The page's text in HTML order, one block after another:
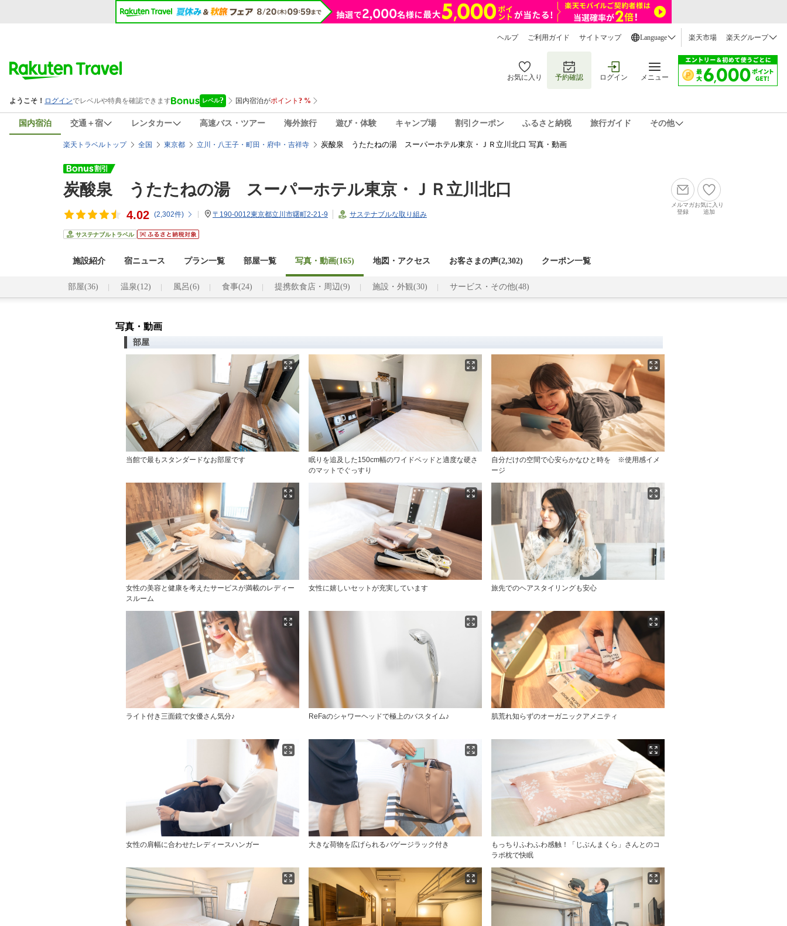
ヘルプ ご利用ガイド サイトマップ Language 楽天市場 楽天グループ
お気に入り 予約確認 ログイン メニュー
国内宿泊 交通＋宿 レンタカー 高速バス・ツアー 海外旅行 遊び・体験 キャンプ場 割引クーポン ふるさと納税 旅行ガイド その他
楽天トラベルトップ 全国 東京都 立川・八王子・町田・府中・吉祥寺 炭酸泉 うたたねの湯 スーパーホテル東京・ＪＲ立川北口 写真・動画
炭酸泉 うたたねの湯 スーパーホテル東京・ＪＲ立川北口
4.02 (2,302件) 〒190-0012東京都立川市曙町2-21-9 サステナブルな取り組み
サステナブルトラベル
メルマガ
登録
お気に入り
追加
施設紹介 宿ニュース プラン一覧 部屋一覧 写真・動画(165) 地図・アクセス お客さまの声(2,302) クーポン一覧
部屋(36) 温泉(12) 風呂(6) 食事(24) 提携飲食店・周辺(9) 施設・外観(30) サービス・その他(48)
写真・動画
部屋
当館で最もスタンダードなお部屋です
眠りを追及した150cm幅のワイドベッドと適度な硬さ
のマットでぐっすり
自分だけの空間で心安らかなひと時を ※使用感イメ
ージ
女性の美容と健康を考えたサービスが満載のレディー
スルーム
女性に嬉しいセットが充実しています 旅先でのヘアスタイリングも安心
ライト付き三面鏡で女優さん気分♪ ReFaのシャワーヘッドで極上のバスタイム♪ 肌荒れ知らずのオーガニックアメニティ
女性の肩幅に合わせたレディースハンガー 大きな荷物を広げられるバゲージラック付き
もっちりふわふわ感触！「じぶんまくら」さんとのコ
ラボ枕で快眠